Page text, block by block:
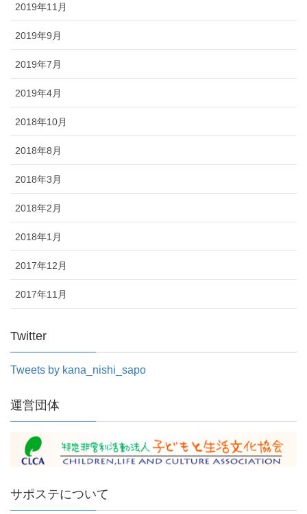
2019年11月
2019年9月
2019年7月
2019年4月
2018年10月
2018年8月
2018年3月
2018年2月
2018年1月
2017年12月
2017年11月
Twitter
Tweets by kana_nishi_sapo
運営団体
サポステについて